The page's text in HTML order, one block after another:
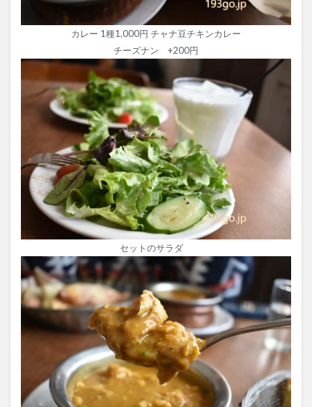
カレー 1種1,000円 チャナ豆チキンカレー
チーズナン +200円
セットのサラダ